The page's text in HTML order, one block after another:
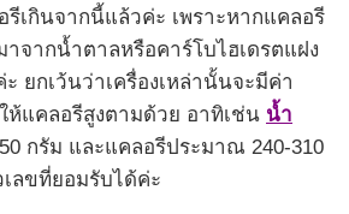
รีเกินจากนี้แล้วค่ะ เพราะหากแคลอรี
จากน้ำตาลหรือคาร์โบไฮเดรตแฝง
ยกเว้นว่าเครื่องเหล่านั้นจะมีค่า
ห้แคลอรีสูงตามด้วย อาทิเช่น น้ำ
กรัม และแคลอรีประมาณ 240-310
ลขที่ยอมรับได้ค่ะ